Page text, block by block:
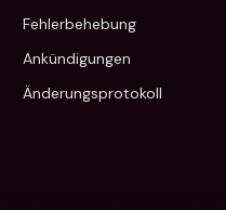
Fehlerbehebung
Ankündigungen
Änderungsprotokoll